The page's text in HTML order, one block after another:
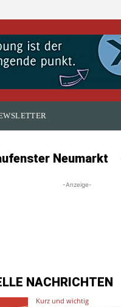
Neumarkt
-Anzeige-
NACHRICHTEN
Kurz und wichtig